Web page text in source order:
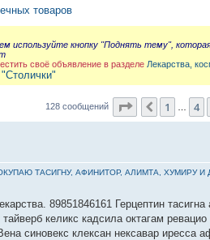
товаров
используйте кнопку "Поднять тему",
своё объявление в разделе Лекарства,
128 сообщений Страница
Пред.
1 4
ТАСИГНУ, АФИНИТОР, АЛИМТА, ХУМИРУ И
89851846161 Герцептин
келикс кадсила октагам
синовекс клексан нексавар иресса